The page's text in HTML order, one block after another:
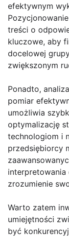
efektywnym
treści o
kluczowe, aby
docelowej
zwiększonym
Ponadto,
pomiar
umożliwia
optymalizację
technologiom i
przedsiębiorcy
interpretowania
zrozumienie
Warto zatem
umiejętności
być